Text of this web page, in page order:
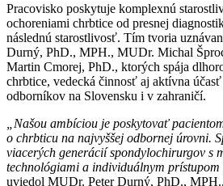
Pracovisko poskytuje komplexnú
ochoreniami chrbtice od presnej
následnú starostlivosť. Tím tvoria
Durný, PhD., MPH., MUDr. Michal
Martin Cmorej, PhD., ktorých spája
chrbtice, vedecká činnosť aj aktívna
odborníkov na Slovensku i v zahraničí.
„Našou ambíciou je poskytovať
o chrbticu na najvyššej odbornej úrovni.
viacerých generácií spondylochirurgov s
technológiami a individuálnym prístupom
uviedol MUDr. Peter Durný, PhD.,